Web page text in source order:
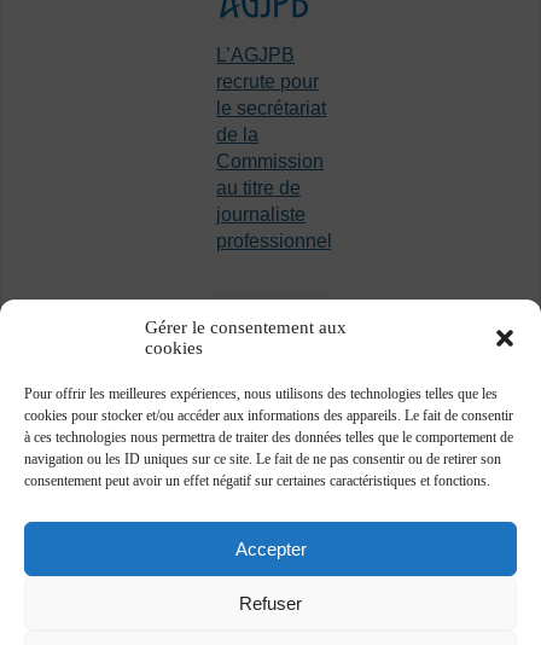
Gérer le consentement aux
cookies
Pour offrir les meilleures expériences, nous utilisons des technologies telles que les
cookies pour stocker et/ou accéder aux informations des appareils. Le fait de consentir
à ces technologies nous permettra de traiter des données telles que le comportement de
navigation ou les ID uniques sur ce site. Le fait de ne pas consentir ou de retirer son
consentement peut avoir un effet négatif sur certaines caractéristiques et fonctions.
Accepter
Refuser
L’AGJPB
recrute pour
le secrétariat
de la
Commission
au titre de
journaliste
professionnel